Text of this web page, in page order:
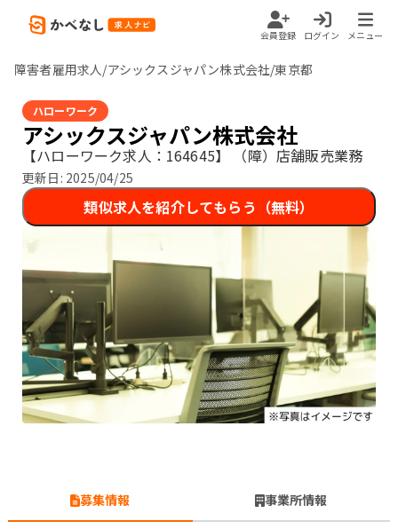
会員登録 ログイン メニュー
障害者雇用求人/アシックスジャパン株式会社/東京都
ハローワーク
アシックスジャパン株式会社
【ハローワーク求人：164645】 （障）店舗販売業務
更新日: 2025/04/25
類似求人を紹介してもらう（無料）
募集情報 事業所情報